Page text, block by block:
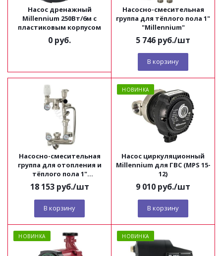
Насос дренажный
Millennium 250Вт/6м с
пластиковым корпусом
0 руб.
Насосно-смесительная
группа для тёплого пола 1"
"Millennium"
5 746 руб./шт
В корзину
Насосно-смесительная
группа для отопления и
тёплого пола 1"
"Millennium"
18 153руб./шт
В корзину
НОВИНКА
Насос циркуляционный
Millennium для ГВС (MPS 15-
12)
9 010 руб./шт
В корзину
НОВИНКА НОВИНКА